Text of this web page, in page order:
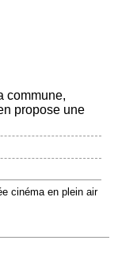
commune,
propose une
cinéma en plein air